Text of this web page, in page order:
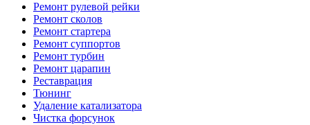
Ремонт рулевой рейки
Ремонт сколов
Ремонт стартера
Ремонт суппортов
Ремонт турбин
Ремонт царапин
Реставрация
Тюнинг
Удаление катализатора
Чистка форсунок